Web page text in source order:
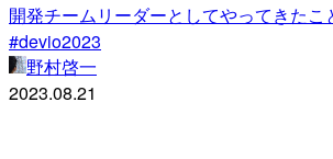
開発チームリーダーとしてやってきたこ
#devio2023
野村啓一
2023.08.21